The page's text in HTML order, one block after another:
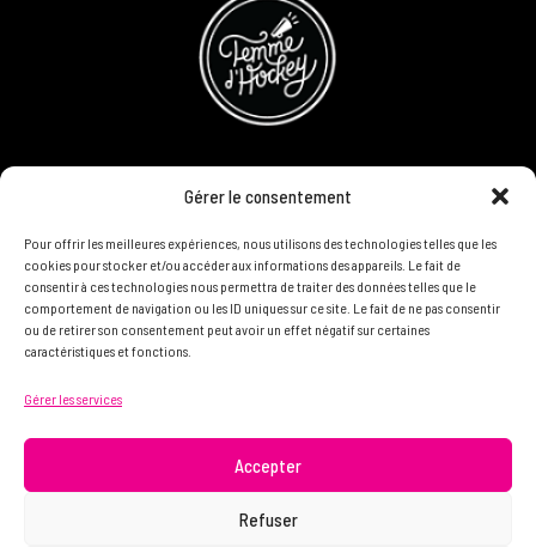
Gérer le consentement
Pour offrir les meilleures expériences, nous utilisons des technologies telles que les
cookies pour stocker et/ou accéder aux informations des appareils. Le fait de
consentir à ces technologies nous permettra de traiter des données telles que le
comportement de navigation ou les ID uniques sur ce site. Le fait de ne pas consentir
ou de retirer son consentement peut avoir un effet négatif sur certaines
caractéristiques et fonctions.
Gérer les services
Accepter
Refuser
CONCOURS
DEVENIR PARTENAIRE
POLITIQUE DE CONFIDENTIALITÉ
info@femme.hockey